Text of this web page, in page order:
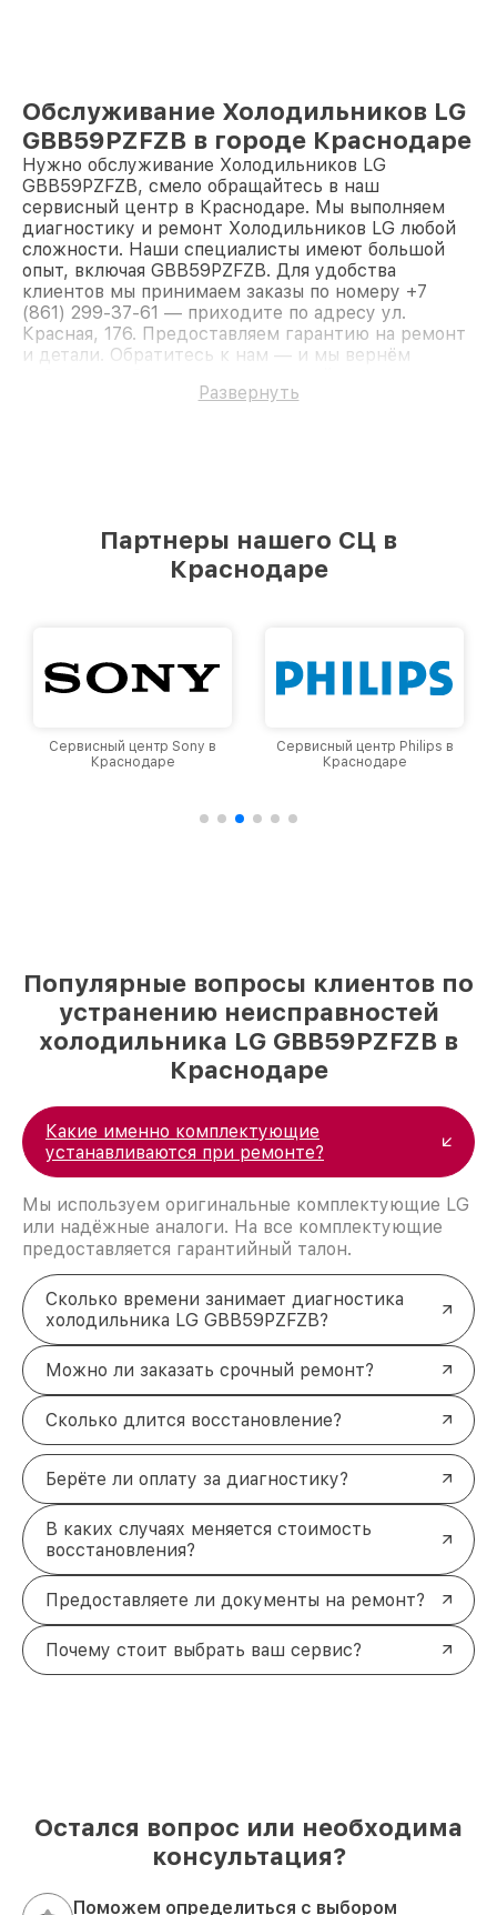
Обслуживание Холодильников LG
GBB59PZFZB в городе Краснодаре
Нужно обслуживание Холодильников LG
GBB59PZFZB, смело обращайтесь в наш
сервисный центр в Краснодаре. Мы выполняем
диагностику и ремонт Холодильников LG любой
сложности. Наши специалисты имеют большой
опыт, включая GBB59PZFZB. Для удобства
клиентов мы принимаем заказы по номеру +7
(861) 299-37-61 — приходите по адресу ул.
Красная, 176. Предоставляем гарантию на ремонт
и детали. Обратитесь к нам — и мы вернём
Развернуть
Партнеры нашего СЦ в
Краснодаре
Сервисный центр Sony в
Краснодаре
Сервисный центр Philips в
Краснодаре
Популярные вопросы клиентов по
устранению неисправностей
холодильника LG GBB59PZFZB в
Краснодаре
Какие именно комплектующие
устанавливаются при ремонте?
Мы используем оригинальные комплектующие LG
или надёжные аналоги. На все комплектующие
предоставляется гарантийный талон.
Сколько времени занимает диагностика
холодильника LG GBB59PZFZB?
Можно ли заказать срочный ремонт?
Сколько длится восстановление?
Берёте ли оплату за диагностику?
В каких случаях меняется стоимость
восстановления?
Предоставляете ли документы на ремонт?
Почему стоит выбрать ваш сервис?
Остался вопрос или необходима
консультация?
Поможем определиться с выбором